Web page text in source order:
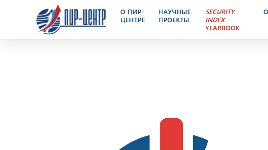
О ПИР-
ЦЕНТРЕ
НАУЧНЫЕ
ПРОЕКТЫ
SECURITY
INDEX
YEARBOOK
Ядерный Контроль –